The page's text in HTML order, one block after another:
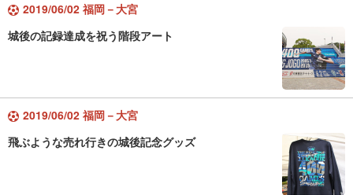
2019/06/02 福岡－大宮
城後の記録達成を祝う階段アート
2019/06/02 福岡－大宮
飛ぶような売れ行きの城後記念グッズ